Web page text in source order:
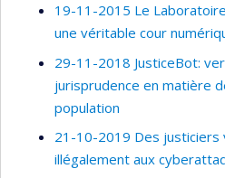
19-11-2015 Le
une véritable cour
29-11-2018 JusticeBot:
jurisprudence en matière
population
21-10-2019 Des
illégalement aux